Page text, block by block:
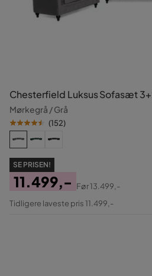
Chesterfield Luksus Sofasæt
Mørkegrå / Grå
(152)
SE PRISEN!
Pris
11.499,-
Original
Før13.499,-
Tidligere laveste pris 11.499,-